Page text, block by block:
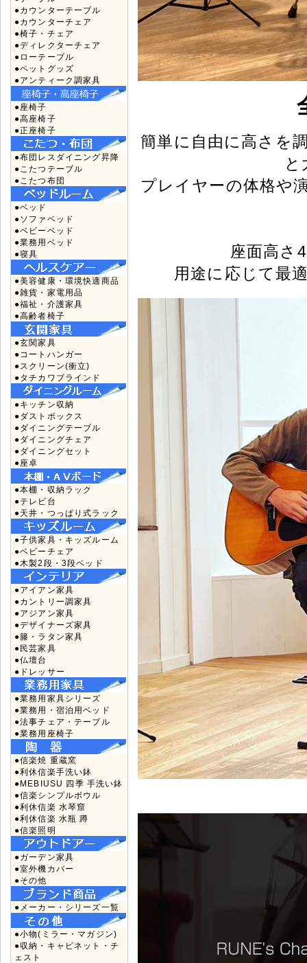
●カウンターテーブル
●カウンターチェア
●椅子・チェア
●ディレクターチェア
●ローテーブル
●ペットグッズ
●アンティーク調家具
●座椅子
●高座椅子
●正座椅子
●布団レスダイニング昇降
●こたつテーブル
●こたつ布団
●ベッド
●ソファベッド
●ベビーベッド
●業務用ベッド
●寝具
●美容健康・環境快適商品
●雑貨・家電用品
●福祉・介護家具
●高齢者椅子
●玄関家具
●コートハンガー
●スクリーン(衝立)
●タチカワブラインド
●キッチン収納
●ダストボックス
●ダイニングテーブル
●ダイニングチェア
●ダイニングセット
●座卓
●本棚・収納ラック
●テレビ台
●天井・つっぱり式ラック
●子供家具・キッズルーム
●ベビーチェア
●木製2段・3段ベッド
●アイアン家具
●カントリー調家具
●アジアン家具
●デザイナーズ家具
●籐・ラタン家具
●民芸家具
●仏壇台
●ドレッサー
●業務用家具シリーズ
●業務用・宿泊用ベッド
●法事チェア・テーブル
●業務用座椅子
●信楽焼 重蔵窯
●利休信楽手洗い鉢
●MEBIUSU 四季 手洗い鉢
●信楽シンプルボウル
●利休信楽 水琴窟
●利休信楽 水瓶 蹲
●信楽照明
●ガーデン家具
●室外機カバー
●その他
●メーカー・シリーズ一覧
●小物(ミラー・マガジン)
●収納・キャビネット・チ
ェスト
簡単に自由に高さを
プレイヤーの体格や
座面高さ
用途に応じて最